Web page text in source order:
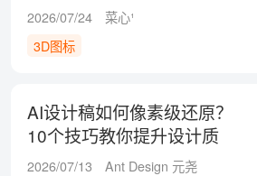
2026/07/24
菜心¹
3D图标
AI设计稿如何像素级还原？
10个技巧教你提升设计质
量！
2026/07/13
Ant Design 元尧